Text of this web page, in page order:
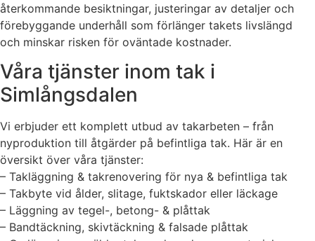
återkommande besiktningar, justeringar av detaljer och
förebyggande underhåll som förlänger takets livslängd
och minskar risken för oväntade kostnader.
Våra tjänster inom tak i
Simlångsdalen
Vi erbjuder ett komplett utbud av takarbeten – från
nyproduktion till åtgärder på befintliga tak. Här är en
översikt över våra tjänster:
– Takläggning & takrenovering för nya & befintliga tak
– Takbyte vid ålder, slitage, fuktskador eller läckage
– Läggning av tegel-, betong- & plåttak
– Bandtäckning, skivtäckning & falsade plåttak